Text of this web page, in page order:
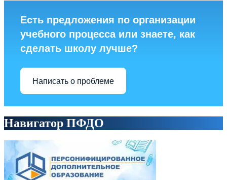
Есть предложения по организации
учебного процесса или знаете, как
сделать школу лучше?
Написать о проблеме
Навигатор ПФДО